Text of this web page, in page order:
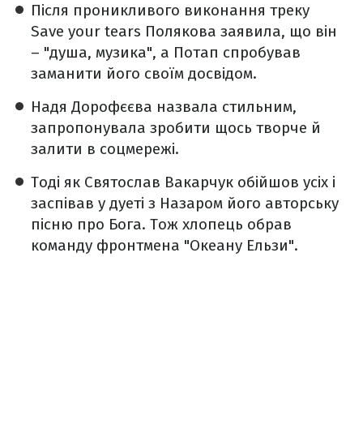
Після проникливого виконання треку
Save your tears Полякова заявила, що він
– "душа, музика", а Потап спробував
заманити його своїм досвідом.
Надя Дорофєєва назвала стильним,
запропонувала зробити щось творче й
залити в соцмережі.
Тоді як Святослав Вакарчук обійшов усіх і
заспівав у дуеті з Назаром його авторську
пісню про Бога. Тож хлопець обрав
команду фронтмена "Океану Ельзи".